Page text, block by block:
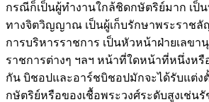
กรณีก็เป็นผู้ทำงานใกล้ชิดกษัตริย์มาก เป็
ทางจิตวิญญาณ เป็นผู้เก็บรักษาพระราชลั
การบริหารราชการ เป็นหัวหน้าฝ่ายเลขา
ราชการต่างๆ ฯลฯ หน้าที่ใดหน้าที่หนึ่งห
กัน บิชอปและอาร์ชบิชอปมักจะได้รับแต่งตั้
กษัตริย์หรือของเชื้อพระวงศ์ระดับสูงเช่น